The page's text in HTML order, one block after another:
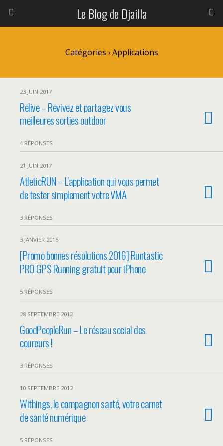
Le Blog de Djailla
Catégories › Applications
23 JUIN 2017
Relive – Revivez et partagez vous
meilleures sorties outdoor
4 RÉPONSES
21 JUIN 2017
AtleticRUN – L’application qui vous permet
de tester simplement votre VMA
3 RÉPONSES
3 JANVIER 2016
[Promo bonnes résolutions 2016] Runtastic
PRO GPS Running gratuit pour iPhone
5 RÉPONSES
28 SEPTEMBRE 2012
GoodPeopleRun – Le réseau social des
coureurs !
3 RÉPONSES
10 SEPTEMBRE 2012
Withings, le compagnon santé, votre carnet
de santé numérique
5 RÉPONSES